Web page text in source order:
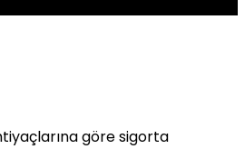
göre sigorta